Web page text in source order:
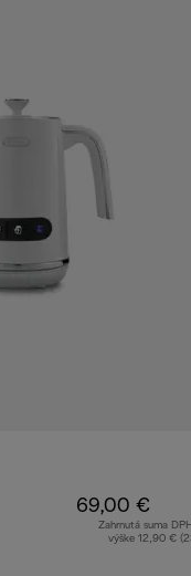
69,00 €
Zahrnutá suma
výške 12,90 €